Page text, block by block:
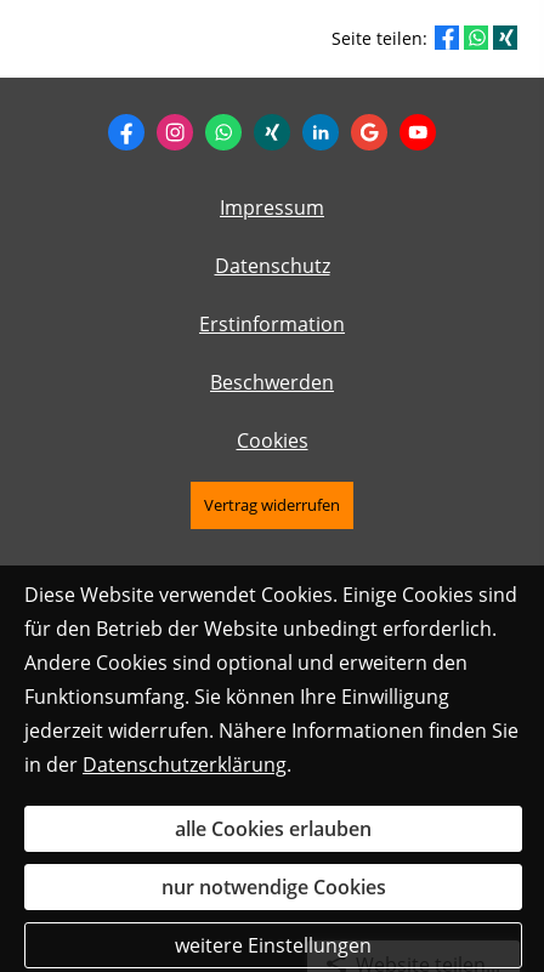
Seite teilen:
Impressum
Datenschutz
Erstinformation
Beschwerden
Cookies
Vertrag widerrufen
Diese Website verwendet Cookies. Einige Cookies sind
für den Betrieb der Website unbedingt erforderlich.
Andere Cookies sind optional und erweitern den
Funktionsumfang. Sie können Ihre Einwilligung
jederzeit widerrufen. Nähere Informationen finden Sie
in der Datenschutzerklärung.
alle Cookies erlauben
nur notwendige Cookies
weitere Einstellungen
Website teilen...